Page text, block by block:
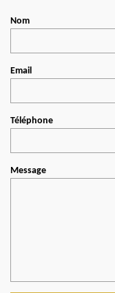
Nom
Email
Téléphone
Message